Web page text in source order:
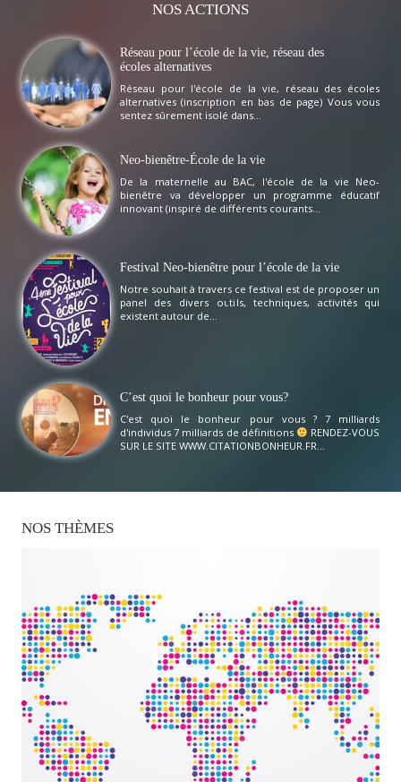
NOSACTIONS
Réseau pour l’école de la vie, réseau des
écoles alternatives
Réseau pour l'école de la vie, réseau des écoles
alternatives (inscription en bas de page) Vous vous
sentez sûrement isolé dans...
Neo-bienêtre-École de la vie
De la maternelle au BAC, l'école de la vie Neo-
bienêtre va développer un programme éducatif
innovant (inspiré de différents courants...
Festival Neo-bienêtre pour l’école de la vie
Notre souhait à travers ce festival est de proposer un
panel des divers outils, techniques, activités qui
existent autour de...
C’est quoi le bonheur pour vous?
C'est quoi le bonheur pour vous ? 7 milliards
d'individus 7 milliards de définitions
RENDEZ-VOUS
SUR LE SITE WWW.CITATIONBONHEUR.FR...
NOS THÈMES